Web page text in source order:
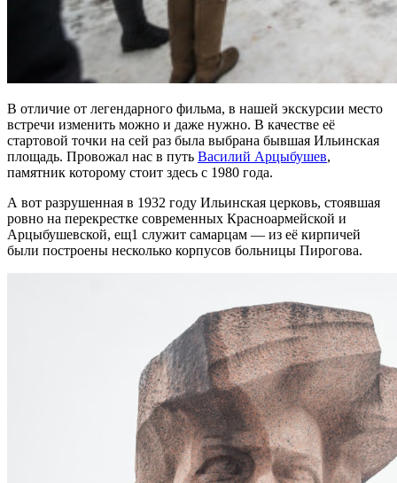
В отличие от легендарного фильма, в нашей экскурсии место
встречи изменить можно и даже нужно. В качестве её
стартовой точки на сей раз была выбрана бывшая Ильинская
площадь. Провожал нас в путь Василий Арцыбушев,
памятник которому стоит здесь с 1980 года.
А вот разрушенная в 1932 году Ильинская церковь, стоявшая
ровно на перекрестке современных Красноармейской и
Арцыбушевской, ещ1 служит самарцам — из её кирпичей
были построены несколько корпусов больницы Пирогова.